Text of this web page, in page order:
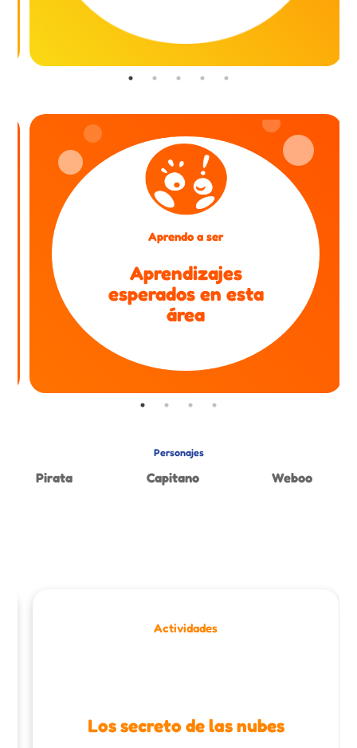
Aprendo a ser
Aprendizajes
esperados en esta
área
Personajes
Pirata Capitano Weboo
Actividades
Los secreto de las nubes